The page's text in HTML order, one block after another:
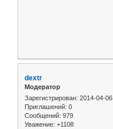
dextr
Модератор
Зарегистрирован: 2014-04-06
Приглашений: 0
Сообщений: 979
Уважение: +1108